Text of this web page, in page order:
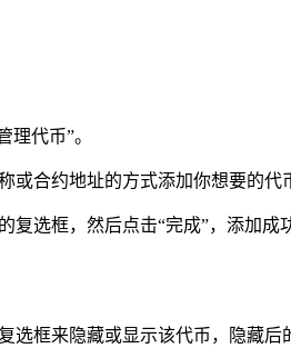
理代币”。
合约地址的方式添加你想要的代
选框，然后点击“完成”，添加成
选框来隐藏或显示该代币，隐藏